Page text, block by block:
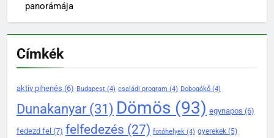
panorámája
Címkék
aktív pihenés (6) Budapest (4) családi program (4) Dobogókő (4)
Dunakanyar(31) Dömös (93) egynapos (6)
fedezd fel (7) felfedezés (27) fotóhelyek (4) gyerekek (5)
137
Rám-szakadék: Magyarország
Dömös legendái és mondái –
mítoszok a Duna partján